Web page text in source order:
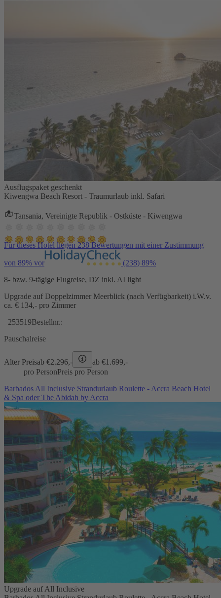
Ausflugspaket geschenkt
Kiwengwa Beach Resort - Traumurlaub inkl. Safari
Tansania, Vereinigte Republik - Ostküste - Kiwengwa
Für dieses Hotel liegen 238 Bewertungen mit einer Zustimmung
von 89% vor (238) 89%
8- bzw. 9-tägige Flugreise, DZ inkl. AI light
Upgrade auf Doppelzimmer Meerblick (nach Verfügbarkeit) i.W.v.
ca. € 134,- pro Zimmer
253519Bestellnr.:
Pauschalreise
Alter Preisab €2.296,- ab €1.699,-
pro PersonPreis pro Person
Barbados All Inclusive Strandurlaub Roulette - Accra Beach Hotel
& Spa oder The Abidah by Accra
Upgrade auf All Inclusive